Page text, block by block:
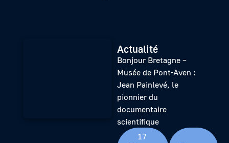
Actualité
Bonjour Bretagne –
Musée de Pont-Aven :
Jean Painlevé, le
pionnier du
documentaire
scientifique
17